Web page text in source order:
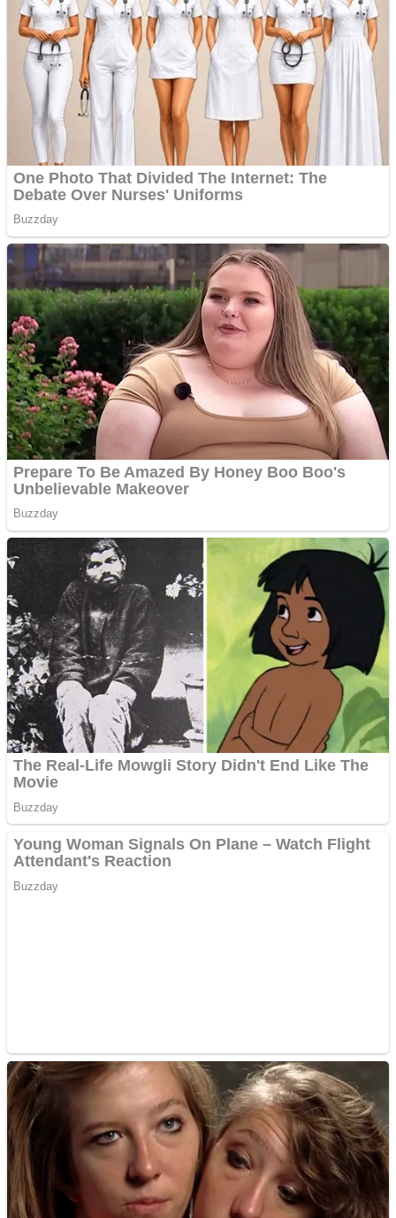
Aplică acum pentru toate
tipurile de împrumuturi
și obține bani urgent!
profesionala